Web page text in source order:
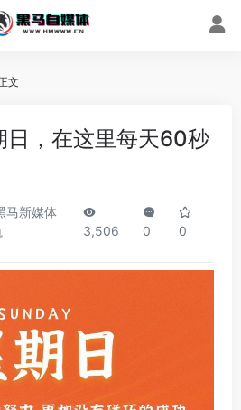
文
日，在这里每天60秒
马新媒体
3,506 0 0